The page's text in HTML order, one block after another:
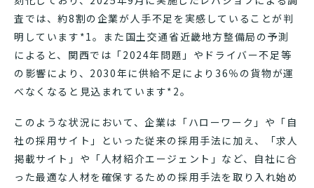
査では、約8割の企業が人手不足を実感していることが判
明しています*1。また国土交通省近畿地方整備局の予測
によると、関西では「2024年問題」やドライバー不足等
の影響により、2030年に供給不足により36％の貨物が運
べなくなると見込まれています*2。
このような状況において、企業は「ハローワーク」や「自
社の採用サイト」といった従来の採用手法に加え、「求人
掲載サイト」や「人材紹介エージェント」など、自社に合
った最適な人材を確保するための採用手法を取り入れ始め